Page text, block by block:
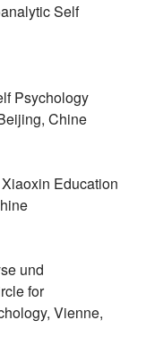
Self
Psychology
Chine
Education
und
for
Vienne,